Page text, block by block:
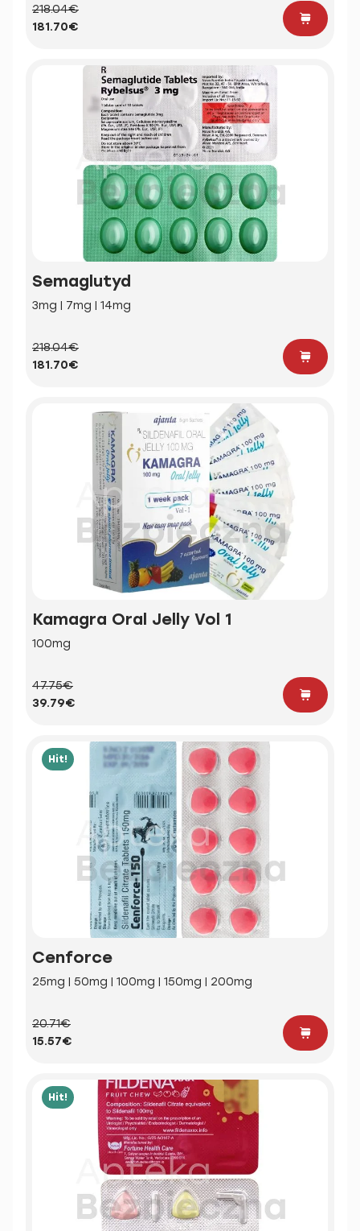
218.04€
181.70€
Semaglutyd
3mg | 7mg | 14mg
218.04€
181.70€
Kamagra Oral Jelly Vol 1
100mg
47.75€
39.79€
Hit!
Cenforce
25mg | 50mg | 100mg | 150mg | 200mg
20.71€
15.57€
Hit!